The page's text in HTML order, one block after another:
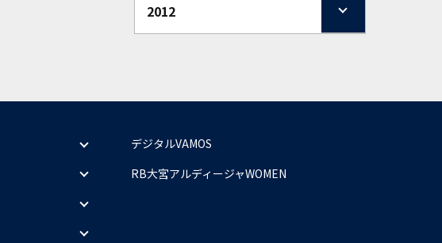
2012
デジタルVAMOS
RB大宮アルディージャWOMEN